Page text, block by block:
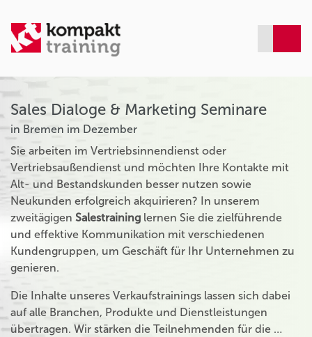
Sales Dialoge & Marketing Seminare
in Bremen im Dezember
Sie arbeiten im Vertriebsinnendienst oder
Vertriebsaußendienst und möchten Ihre Kontakte mit
Alt- und Bestandskunden besser nutzen sowie
Neukunden erfolgreich akquirieren? In unserem
zweitägigen Salestraining lernen Sie die zielführende
und effektive Kommunikation mit verschiedenen
Kundengruppen, um Geschäft für Ihr Unternehmen zu
genieren.
Die Inhalte unseres Verkaufstrainings lassen sich dabei
auf alle Branchen, Produkte und Dienstleistungen
übertragen. Wir stärken die Teilnehmenden für die …